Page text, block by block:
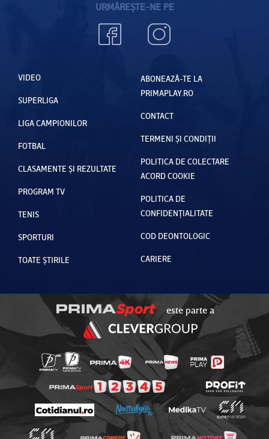
URMĂREȘTE-NE PE
VIDEO
SUPERLIGA
LIGA CAMPIONILOR
FOTBAL
CLASAMENTE ȘI REZULTATE
PROGRAM TV
TENIS
SPORTURI
TOATE ȘTIRILE
ABONEAZĂ-TE LA
PRIMAPLAY.RO
CONTACT
TERMENI ȘI CONDIȚII
POLITICA DE COLECTARE
ACORD COOKIE
POLITICA DE
CONFIDENȚIALITATE
COD DEONTOLOGIC
CARIERE
este parte a